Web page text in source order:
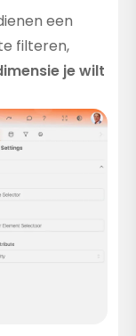
een
filteren,
je wilt